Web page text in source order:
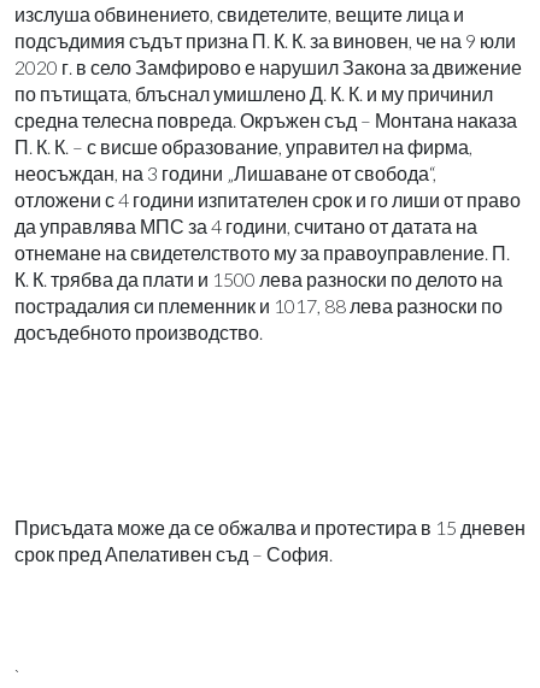
изслуша обвинението, свидетелите, вещите лица и
подсъдимия съдът призна П. К. К. за виновен, че на 9 юли
2020 г. в село Замфирово е нарушил Закона за движение
по пътищата, блъснал умишлено Д. К. К. и му причинил
средна телесна повреда. Окръжен съд – Монтана наказа
П. К. К. – с висше образование, управител на фирма,
неосъждан, на 3 години „Лишаване от свобода“,
отложени с 4 години изпитателен срок и го лиши от право
да управлява МПС за 4 години, считано от датата на
отнемане на свидетелството му за правоуправление. П.
К. К. трябва да плати и 1500 лева разноски по делото на
пострадалия си племенник и 1017, 88 лева разноски по
досъдебното производство.
Присъдата може да се обжалва и протестира в 15 дневен
срок пред Апелативен съд – София.
`